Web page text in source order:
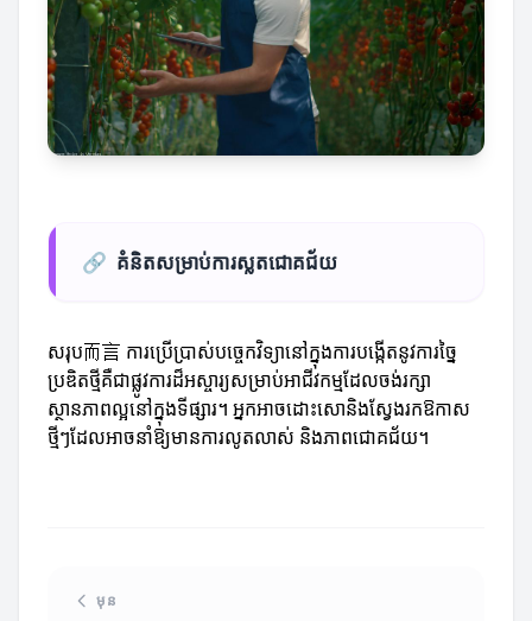
🔗 គំនិតសម្រាប់ការស្លតជោគជ័យ
សរុប而言 ការប្រើប្រាស់បច្ចេកវិទ្យានៅក្នុងការបង្កើតនូវការច្នៃ
ប្រឌិតថ្មីគឺជាផ្លូវការដ៏អស្ចារ្យសម្រាប់អាជីវកម្មដែលចង់រក្សា
ស្ថានភាពល្អនៅក្នុងទីផ្សារ។ អ្នកអាចដោះសោនិងស្វែងរកឱកាស
ថ្មីៗដែលអាចនាំឱ្យមានការលូតលាស់ និងភាពជោគជ័យ។
មុន